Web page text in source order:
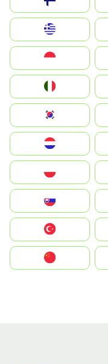
Magyarország
South Korea
United States
中國香港特別行政區